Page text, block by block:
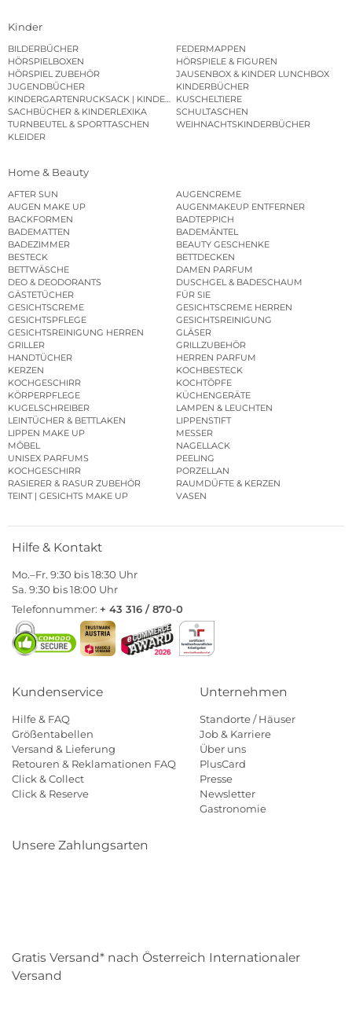
Kinder
BILDERBÜCHER
FEDERMAPPEN
HÖRSPIELBOXEN
HÖRSPIELE & FIGUREN
HÖRSPIEL ZUBEHÖR
JAUSENBOX & KINDER LUNCHBOX
JUGENDBÜCHER
KINDERBÜCHER
KINDERGARTENRUCKSACK | KINDERGARTENBEUTEL
KUSCHELTIERE
SACHBÜCHER & KINDERLEXIKA
SCHULTASCHEN
TURNBEUTEL & SPORTTASCHEN
WEIHNACHTSKINDERBÜCHER
KLEIDER
Home & Beauty
AFTER SUN
AUGENCREME
AUGEN MAKE UP
AUGENMAKEUP ENTFERNER
BACKFORMEN
BADTEPPICH
BADEMATTEN
BADEMÄNTEL
BADEZIMMER
BEAUTY GESCHENKE
BESTECK
BETTDECKEN
BETTWÄSCHE
DAMEN PARFUM
DEO & DEODORANTS
DUSCHGEL & BADESCHAUM
GÄSTETÜCHER
FÜR SIE
GESICHTSCREME
GESICHTSCREME HERREN
GESICHTSPFLEGE
GESICHTSREINIGUNG
GESICHTSREINIGUNG HERREN
GLÄSER
GRILLER
GRILLZUBEHÖR
HANDTÜCHER
HERREN PARFUM
KERZEN
KOCHBESTECK
KOCHGESCHIRR
KOCHTÖPFE
KÖRPERPFLEGE
KÜCHENGERÄTE
KUGELSCHREIBER
LAMPEN & LEUCHTEN
LEINTÜCHER & BETTLAKEN
LIPPENSTIFT
LIPPEN MAKE UP
MESSER
MÖBEL
NAGELLACK
UNISEX PARFUMS
PEELING
KOCHGESCHIRR
PORZELLAN
RASIERER & RASUR ZUBEHÖR
RAUMDÜFTE & KERZEN
TEINT | GESICHTS MAKE UP
VASEN
Hilfe & Kontakt
Mo.–Fr. 9:30 bis 18:30 Uhr
Sa. 9:30 bis 18:00 Uhr
Telefonnummer: + 43 316 / 870-0
Kundenservice
Hilfe & FAQ
Größentabellen
Versand & Lieferung
Retouren & Reklamationen FAQ
Click & Collect
Click & Reserve
Unternehmen
Standorte / Häuser
Job & Karriere
Über uns
PlusCard
Presse
Newsletter
Gastronomie
Unsere Zahlungsarten
Gratis Versand* nach Österreich Internationaler
Versand